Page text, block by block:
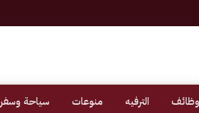
وظائف الترفيه منوعات سياحة وسفر